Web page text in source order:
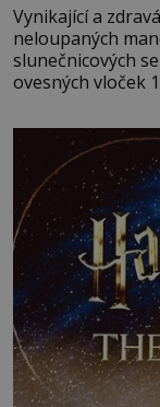
Vynikající a zdravá snídaně je
neloupaných
slunečnicových
ovesných vloček